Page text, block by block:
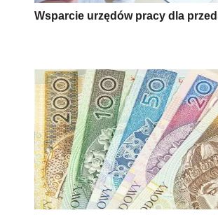
Wsparcie urzędów pracy dla